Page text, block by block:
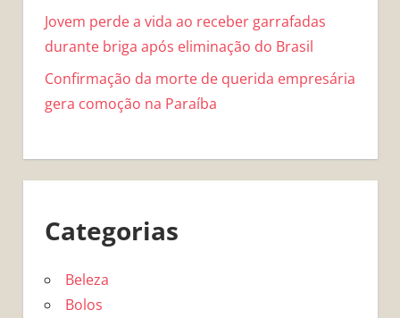
Jovem perde a vida ao receber garrafadas
durante briga após eliminação do Brasil
Confirmação da morte de querida empresária
gera comoção na Paraíba
Categorias
Beleza
Bolos